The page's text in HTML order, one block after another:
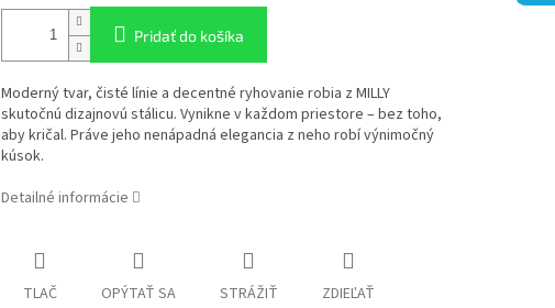
Pridať do košíka
Moderný tvar, čisté línie a decentné ryhovanie robia z MILLY
skutočnú dizajnovú stálicu. Vynikne v každom priestore – bez toho,
aby kričal. Práve jeho nenápadná elegancia z neho robí výnimočný
kúsok.
Detailné informácie
TLAČ OPÝTAŤ SA STRÁŽIŤ ZDIEĽAŤ